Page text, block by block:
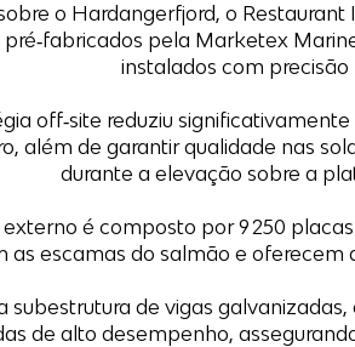
o Hardangerfjord, o
pela Marketex
instalados com precisão
off‑site reduziu
além de garantir qualidade nas
durante a elevação sobre a
é composto por 9 250
as escamas do salmão e oferecem
subestrutura de vigas
de alto desempenho,